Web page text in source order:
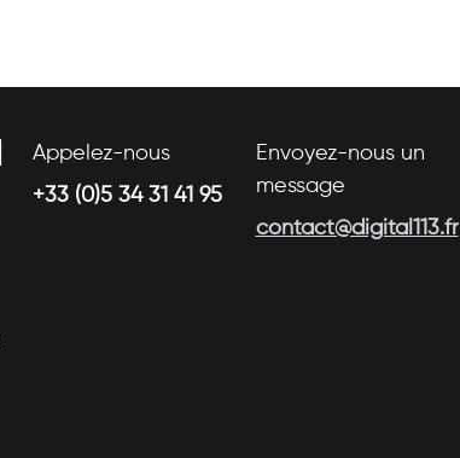
Appelez-nous
+33 (0)5 34 31 41 95
Envoyez-nous un
message
contact@digital113.fr